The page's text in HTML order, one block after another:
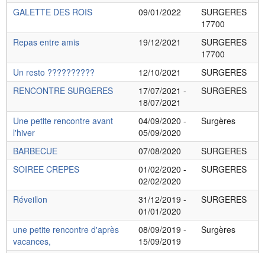
GALETTE DES ROIS 09/01/2022
SURGERES
17700
Repas entre amis
19/12/2021
SURGERES
17700
Un resto ??????????
12/10/2021
SURGERES
RENCONTRE SURGERES
17/07/2021 -
18/07/2021
SURGERES
Une petite rencontre avant
l'hiver
04/09/2020 -
05/09/2020
Surgères
BARBECUE 07/08/2020
SURGERES
SOIREE CREPES
01/02/2020 -
02/02/2020
SURGERES
Réveillon
31/12/2019 -
01/01/2020
SURGERES
une petite rencontre d'après
vacances,
08/09/2019 -
15/09/2019
Surgères